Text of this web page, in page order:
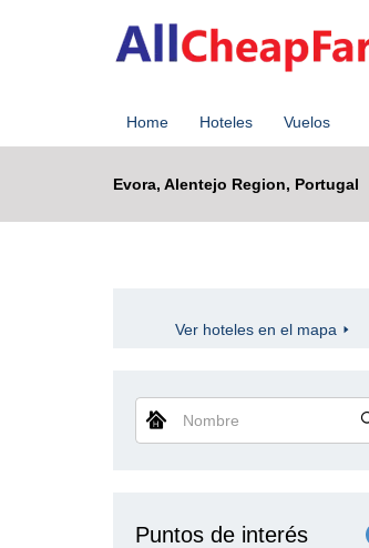
Home Hoteles Vuelos
Evora, Alentejo Region, Portugal
Ver hoteles en el mapa
Nombre
Puntos de interés